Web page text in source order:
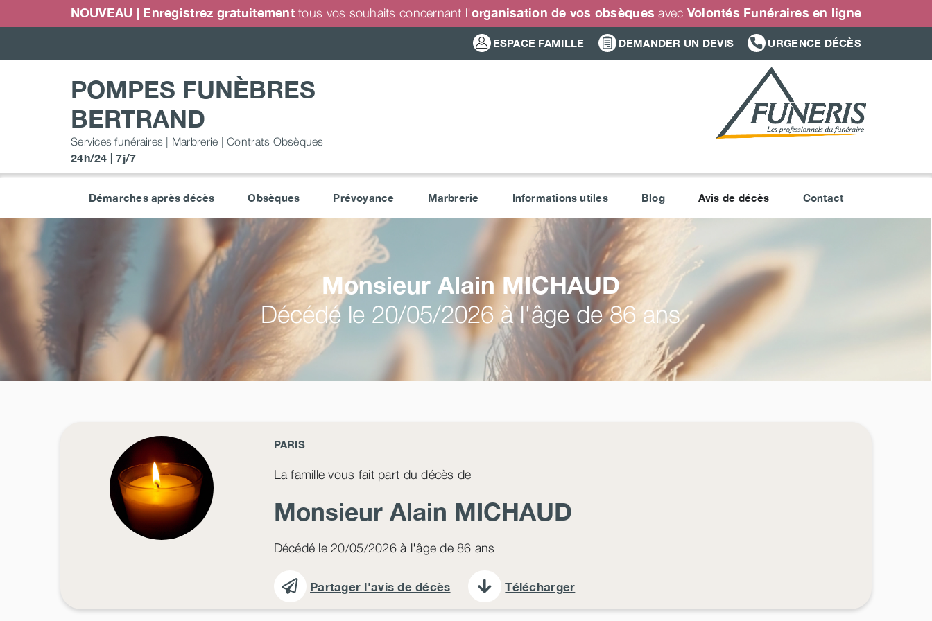
au
NOUVEAU | Enregistrez gratuitement tous vos souhaits concernant l'organisation de vos obsèques avec Volontés Funéraires en ligne
ESPACE FAMILLE DEMANDER UN DEVIS URGENCE DÉCÈS
POMPES FUNÈBRES
BERTRAND
Services funéraires | Marbrerie | Contrats Obsèques
24h/24 | 7j/7
Démarches après décès Obsèques Prévoyance Marbrerie Informations utiles Blog Avis de décès Contact
Monsieur AlainMICHAUD
Décédé le 20/05/2026 à l'âge de 86 ans
PARIS
La famille vous fait part du décès de
Monsieur Alain MICHAUD
Décédé le 20/05/2026 à l'âge de 86 ans
Partager l'avis de décès Télécharger